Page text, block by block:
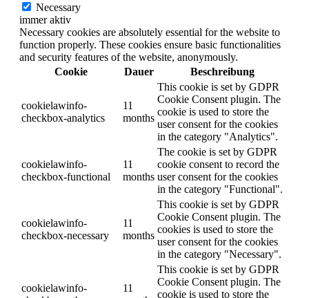
Necessary
immer aktiv
Necessary cookies are absolutely essential for the website to
function properly. These cookies ensure basic functionalities
and security features of the website, anonymously.
Cookie
Dauer Beschreibung
cookielawinfo-
checkbox-analytics
11
months
This cookie is set by GDPR
Cookie Consent plugin. The
cookie is used to store the
user consent for the cookies
in the category "Analytics".
cookielawinfo-
checkbox-functional
11
months
The cookie is set by GDPR
cookie consent to record the
user consent for the cookies
in the category "Functional".
cookielawinfo-
checkbox-necessary
11
months
This cookie is set by GDPR
Cookie Consent plugin. The
cookies is used to store the
user consent for the cookies
in the category "Necessary".
cookielawinfo-
11
This cookie is set by GDPR
Cookie Consent plugin. The
cookie is used to store the